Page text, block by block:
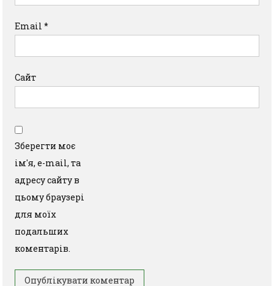
Email*
Сайт
Зберегти моє
ім'я, e-mail, та
адресу сайту в
цьому браузері
для моїх
подальших
коментарів.